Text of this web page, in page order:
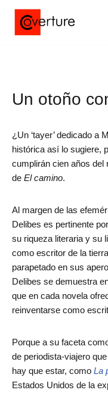
Saltar
Un otoño
¿Un ‘tayer’ dedicado a
histórica así lo sugiere,
cumplirán cien años del
de El camino.
Al margen de las
Delibes es pertinente
su riqueza literaria y su
como escritor de la
parapetado en sus
Delibes se demuestra
que en cada novela
reinventarse como
Porque a su faceta
de periodista-viajero
hay que estar, como La
Estados Unidos de la